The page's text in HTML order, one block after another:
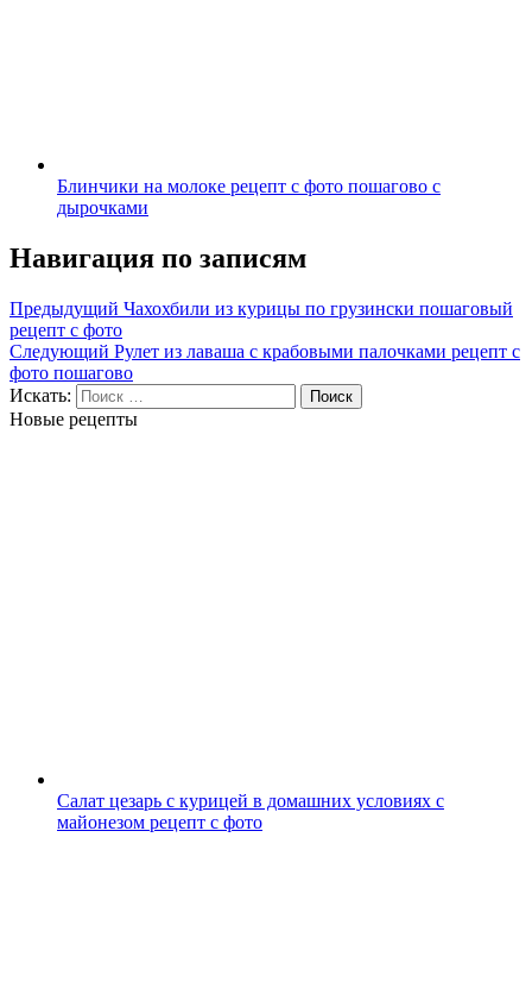
Блинчики на молоке рецепт с фото пошагово с
дырочками
Навигация по записям
Предыдущий Чахохбили из курицы по грузински пошаговый
рецепт с фото
Следующий Рулет из лаваша с крабовыми палочками рецепт с
фото пошагово
Искать:
Поиск
Новые рецепты
Салат цезарь с курицей в домашних условиях с
майонезом рецепт с фото